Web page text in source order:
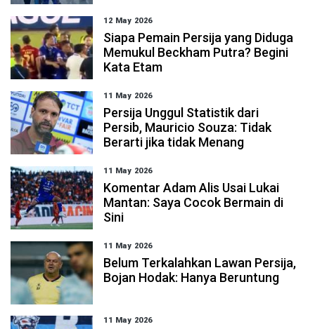
12 May 2026
Siapa Pemain Persija yang Diduga
Memukul Beckham Putra? Begini
Kata Etam
11 May 2026
Persija Unggul Statistik dari
Persib, Mauricio Souza: Tidak
Berarti jika tidak Menang
11 May 2026
Komentar Adam Alis Usai Lukai
Mantan: Saya Cocok Bermain di
Sini
11 May 2026
Belum Terkalahkan Lawan Persija,
Bojan Hodak: Hanya Beruntung
11 May 2026